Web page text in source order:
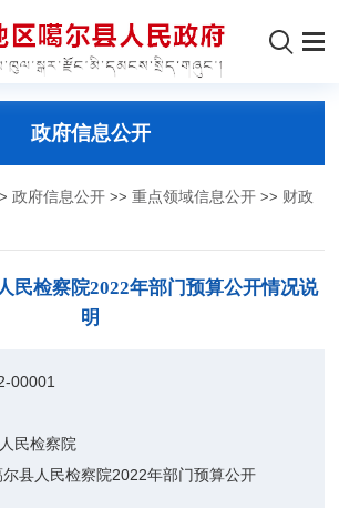
政府信息公开
政府信息公开 >>重点领域信息公开 >> 财政
民检察院2022年部门预算公开情况说
明
00001
民检察院
尔县人民检察院2022年部门预算公开